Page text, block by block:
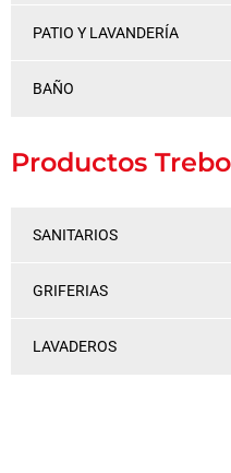
PATIO Y LAVANDERÍA
BAÑO
Productos
SANITARIOS
GRIFERIAS
LAVADEROS